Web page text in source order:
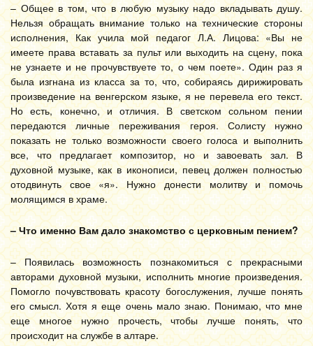
– Общее в том, что в любую музыку надо вкладывать душу.
Нельзя обращать внимание только на технические стороны
исполнения, Как учила мой педагог Л.А. Лицова: «Вы не
имеете права вставать за пульт или выходить на сцену, пока
не узнаете и не прочувствуете то, о чем поете». Один раз я
была изгнана из класса за то, что, собираясь дирижировать
произведение на венгерском языке, я не перевела его текст.
Но есть, конечно, и отличия. В светском сольном пении
передаются личные переживания героя. Солисту нужно
показать не только возможности своего голоса и выполнить
все, что предлагает композитор, но и завоевать зал. В
духовной музыке, как в иконописи, певец должен полностью
отодвинуть свое «я». Нужно донести молитву и помочь
молящимся в храме.
– Что именно Вам дало знакомство с церковным пением?
– Появилась возможность познакомиться с прекрасными
авторами духовной музыки, исполнить многие произведения.
Помогло почувствовать красоту богослужения, лучше понять
его смысл. Хотя я еще очень мало знаю. Понимаю, что мне
еще многое нужно прочесть, чтобы лучше понять, что
происходит на службе в алтаре.